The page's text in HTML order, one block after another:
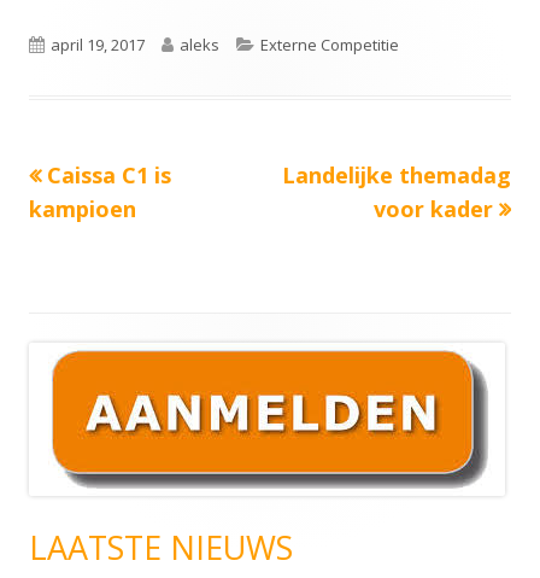
een
Gepubliceerd
april 19, 2017 Auteur
aleks Categorieën
Externe Competitie
Bericht
navigatie
Vorige
bericht:
Caissa C1 is
kampioen
Volgende
Landelijke themadag
voor kader
Hoofd
sidebar
LAATSTE NIEUWS